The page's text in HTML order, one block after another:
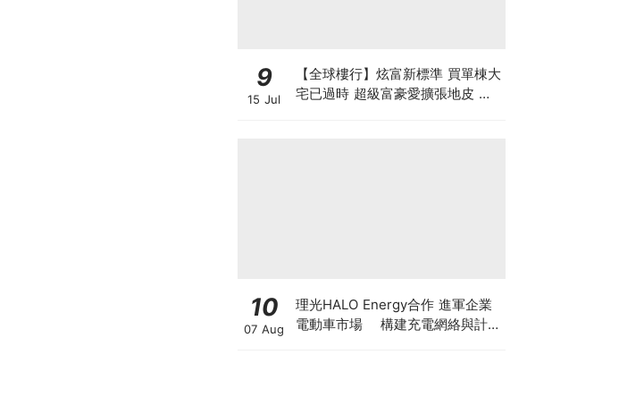
9
15 Jul
【全球樓行】炫富新標準 買單棟大
宅已過時 超級富豪愛擴張地皮 建
10
07 Aug
理光HALO Energy合作 進軍企業
電動車市場 構建充電網絡與計費